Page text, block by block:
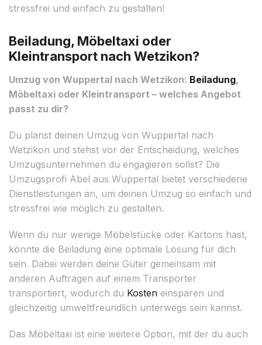
stressfrei und einfach zu gestalten!
Beiladung, Möbeltaxi oder
Kleintransport nach Wetzikon?
Umzug von Wuppertal nach Wetzikon: Beiladung,
Möbeltaxi oder Kleintransport – welches Angebot
passt zu dir?
Du planst deinen Umzug von Wuppertal nach
Wetzikon und stehst vor der Entscheidung, welches
Umzugsunternehmen du engagieren sollst? Die
Umzugsprofi Abel aus Wuppertal bietet verschiedene
Dienstleistungen an, um deinen Umzug so einfach und
stressfrei wie möglich zu gestalten.
Wenn du nur wenige Möbelstücke oder Kartons hast,
könnte die Beiladung eine optimale Lösung für dich
sein. Dabei werden deine Güter gemeinsam mit
anderen Aufträgen auf einem Transporter
transportiert, wodurch du Kosten einsparen und
gleichzeitig umweltfreundlich unterwegs sein kannst.
Das Möbeltaxi ist eine weitere Option, mit der du auch